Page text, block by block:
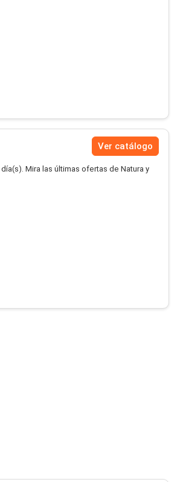
Ver catálogo
día(s). Mira las últimas ofertas de Natura y